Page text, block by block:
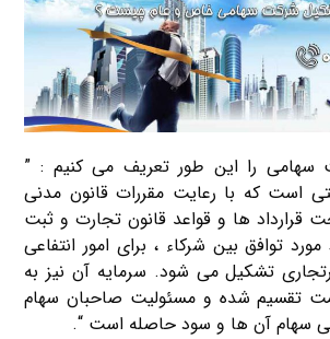
سهامی را این طور تعریف می کنیم : ”
است که با رعایت مقررات قانون مدنی
قرارداد ها و قواعد قانون تجارت و ثبت
توافق بین شرکاء ، برای امور انتفاعی
تشکیل می شود. سرمایه آن نیز به
تقسیم شده و مسئولیت صاحبان سهام
سهام آن ها و سود حاصله است “.